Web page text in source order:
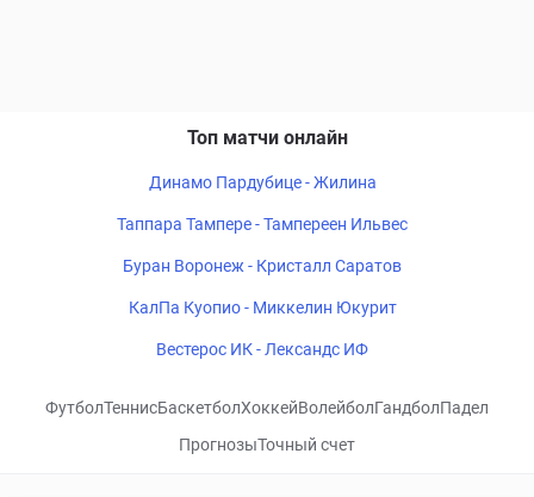
Топ матчи онлайн
Динамо Пардубице - Жилина
Таппара Тампере - Тампереен Ильвес
Буран Воронеж - Кристалл Саратов
КалПа Куопио - Миккелин Юкурит
Вестерос ИК - Лександс ИФ
ФутболТеннисБаскетболХоккейВолейболГандболПадел
ПрогнозыТочный счет